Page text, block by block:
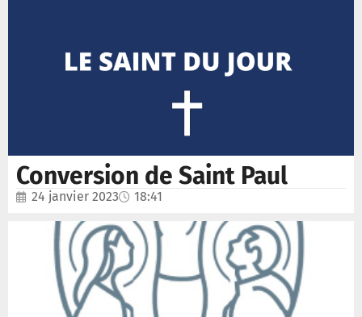
Conversion de Saint Paul
24 janvier 2023 18:41